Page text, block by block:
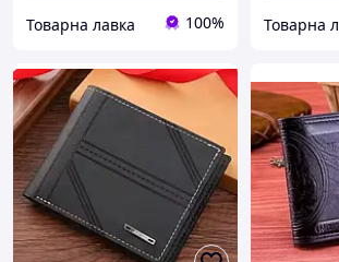
Товарна лавка 100% Товарна